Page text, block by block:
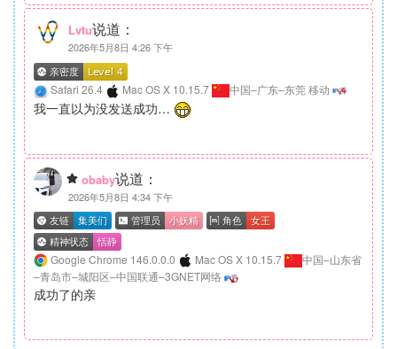
Lvtu说道：
2026年5月8日 4:26 下午
Safari 26.4 Mac OS X 10.15.7 中国–广东–东莞 移动
我一直以为没发送成功…
obaby说道：
2026年5月8日 4:34 下午
Google Chrome 146.0.0.0 Mac OS X 10.15.7
中国–山东省
–青岛市–城阳区–中国联通–3GNET网络
成功了的亲